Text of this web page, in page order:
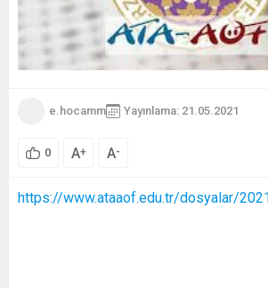
e.hocamm Yayınlama: 21.05.2021
0 A+ A-
https://www.ataaof.edu.tr/dosyalar/